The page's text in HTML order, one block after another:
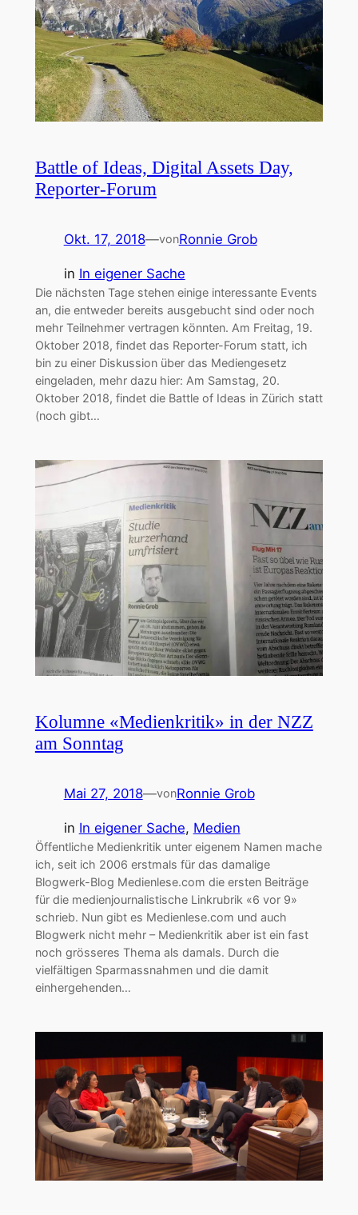
Battle of Ideas, Digital Assets Day,
Reporter-Forum
Okt. 17, 2018—vonRonnie Grob
in In eigener Sache
Die nächsten Tage stehen einige interessante Events
an, die entweder bereits ausgebucht sind oder noch
mehr Teilnehmer vertragen könnten. Am Freitag, 19.
Oktober 2018, findet das Reporter-Forum statt, ich
bin zu einer Diskussion über das Mediengesetz
eingeladen, mehr dazu hier: Am Samstag, 20.
Oktober 2018, findet die Battle of Ideas in Zürich statt
(noch gibt…
Kolumne «Medienkritik» in der NZZ
am Sonntag
Mai 27, 2018—vonRonnie Grob
in In eigener Sache, Medien
Öffentliche Medienkritik unter eigenem Namen mache
ich, seit ich 2006 erstmals für das damalige
Blogwerk-Blog Medienlese.com die ersten Beiträge
für die medienjournalistische Linkrubrik «6 vor 9»
schrieb. Nun gibt es Medienlese.com und auch
Blogwerk nicht mehr – Medienkritik aber ist ein fast
noch grösseres Thema als damals. Durch die
vielfältigen Sparmassnahmen und die damit
einhergehenden…